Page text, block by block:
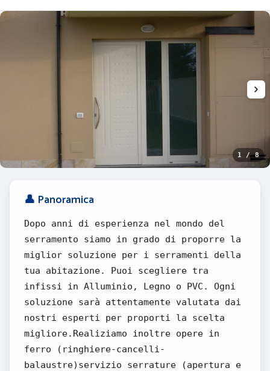
1 / 8
👤 Panoramica
Dopo anni di esperienza nel mondo del
serramento siamo in grado di proporre la
miglior soluzione per i serramenti della
tua abitazione. Puoi scegliere tra
infissi in Alluminio, Legno o PVC. Ogni
soluzione sarà attentamente valutata dai
nostri esperti per proporti la scelta
migliore.Realiziamo inoltre opere in
ferro (ringhiere-cancelli-
balaustre)servizio serrature (apertura e